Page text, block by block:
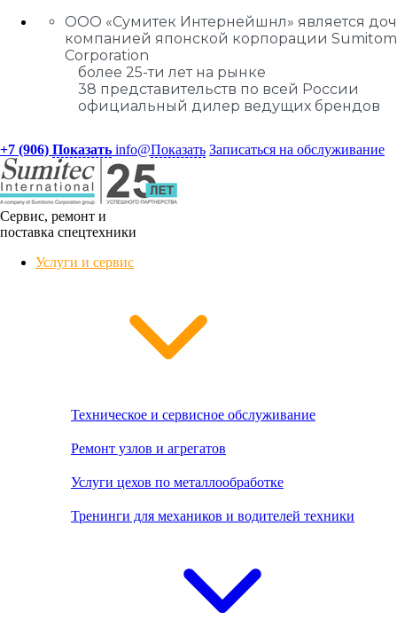
ООО «Сумитек Интернейшнл» является
компанией японской корпорации
Corporation
более 25-ти лет на рынке
38 представительств по всей России
официальный дилер ведущих брендов
+7 (906) Показать info@Показать Записаться на обслуживание
Сервис, ремонт и
поставка спецтехники
Услуги и сервис
Техническое и сервисное обслуживание
Ремонт узлов и агрегатов
Услуги цехов по металлообработке
Тренинги для механиков и водителей техники